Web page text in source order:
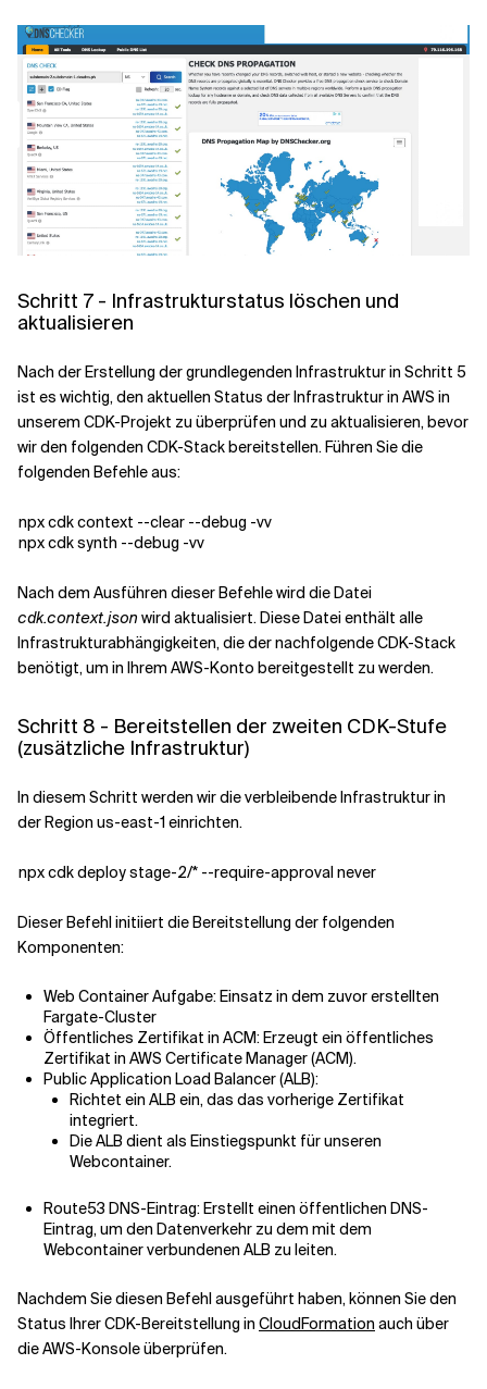
Schritt 7 - Infrastrukturstatus löschen und
aktualisieren
Nach der Erstellung der grundlegenden Infrastruktur in Schritt 5
ist es wichtig, den aktuellen Status der Infrastruktur in AWS in
unserem CDK-Projekt zu überprüfen und zu aktualisieren, bevor
wir den folgenden CDK-Stack bereitstellen. Führen Sie die
folgenden Befehle aus:
npx cdk context --clear --debug -vv
npx cdk synth --debug -vv
Nach dem Ausführen dieser Befehle wird die Datei
cdk.context.json wird aktualisiert. Diese Datei enthält alle
Infrastrukturabhängigkeiten, die der nachfolgende CDK-Stack
benötigt, um in Ihrem AWS-Konto bereitgestellt zu werden.
Schritt 8 - Bereitstellen der zweiten CDK-Stufe
(zusätzliche Infrastruktur)
In diesem Schritt werden wir die verbleibende Infrastruktur in
der Region us-east-1 einrichten.
npx cdk deploy stage-2/* --require-approval never
Dieser Befehl initiiert die Bereitstellung der folgenden
Komponenten:
Web Container Aufgabe: Einsatz in dem zuvor erstellten
Fargate-Cluster
Öffentliches Zertifikat in ACM: Erzeugt ein öffentliches
Zertifikat in AWS Certificate Manager (ACM).
Public Application Load Balancer (ALB):
Richtet ein ALB ein, das das vorherige Zertifikat
integriert.
Die ALB dient als Einstiegspunkt für unseren
Webcontainer.
Route53 DNS-Eintrag: Erstellt einen öffentlichen DNS-
Eintrag, um den Datenverkehr zu dem mit dem
Webcontainer verbundenen ALB zu leiten.
Nachdem Sie diesen Befehl ausgeführt haben, können Sie den
Status Ihrer CDK-Bereitstellung in CloudFormation auch über
die AWS-Konsole überprüfen.